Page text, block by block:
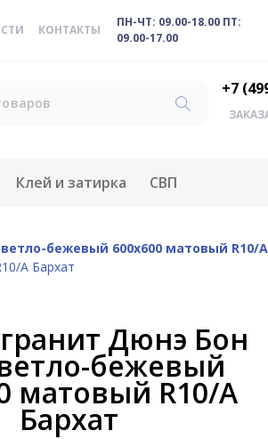
КОНТАКТЫ
ПН-ЧТ: 09.00-18.00 ПТ:
09.00-17.00
+7
меню
Клей и затирка СВП
бежевый 600x600 матовый R10/
А Бархат
Дюнэ Бон
бежевый
матовый R10/А
Бархат